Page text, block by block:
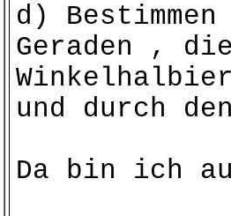
d)
Geraden ,
und durch
Da bin ich